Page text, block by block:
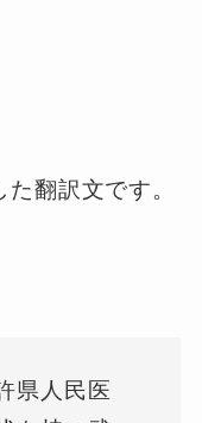
翻訳文です。
県人民医